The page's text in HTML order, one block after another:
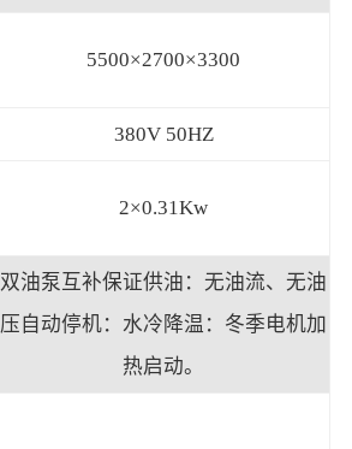
5500×2700×3300
380V 50HZ
2×0.31Kw
双油泵互补保证供油：无油流、无油
压自动停机：水冷降温：冬季电机加
热启动。